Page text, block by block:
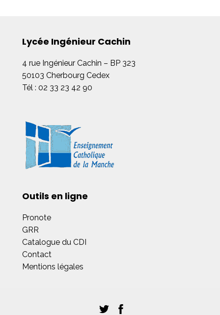
Lycée Ingénieur Cachin
4 rue Ingénieur Cachin – BP 323
50103 Cherbourg Cedex
Tél : 02 33 23 42 90
Outils en ligne
Pronote
GRR
Catalogue du CDI
Contact
Mentions légales